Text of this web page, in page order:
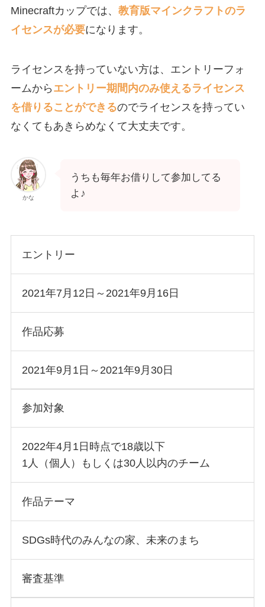
Minecraftカップでは、 教育版マインクラフトのラ
イセンスが必要になります。
ライセンスを持っていない方は、エントリーフォ
ームから エントリー期間内のみ使えるライセンス
を借りることができるのでライセンスを持ってい
なくてもあきらめなくて大丈夫です。
かな
うちも毎年お借りして参加してる
よ♪
エントリー
2021年7月12日～2021年9月16日
作品応募
2021年9月1日～2021年9月30日
参加対象
2022年4月1日時点で18歳以下
1人（個人）もしくは30人以内のチーム
作品テーマ
SDGs時代のみんなの家、未来のまち
審査基準